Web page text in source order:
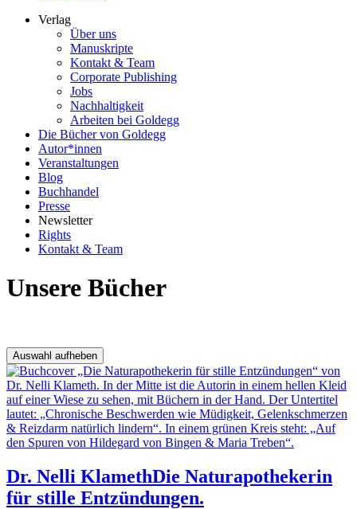
Verlag
Über uns
Manuskripte
Kontakt & Team
Corporate Publishing
Jobs
Nachhaltigkeit
Arbeiten bei Goldegg
Die Bücher von Goldegg
Autor*innen
Veranstaltungen
Blog
Buchhandel
Presse
Newsletter
Rights
Kontakt & Team
Unsere Bücher
Ergebnisfilter
Auswahl aufheben
Dr. Nelli KlamethDie Naturapothekerin
für stille Entzündungen.